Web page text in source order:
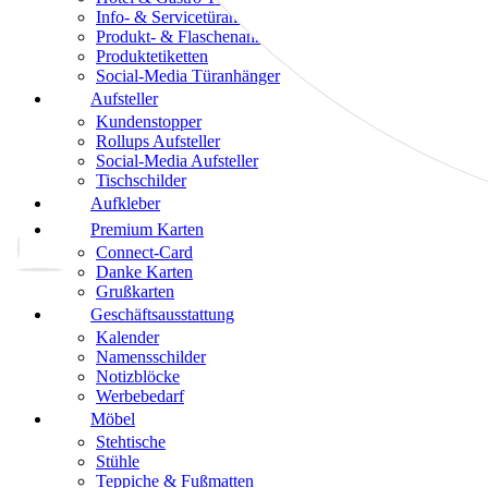
Info- & Servicetüranhänger
Produkt- & Flaschenanhänger
Produktetiketten
Social-Media Türanhänger
Aufsteller
Kundenstopper
Rollups Aufsteller
Social-Media Aufsteller
Tischschilder
Aufkleber
Premium Karten
Connect-Card
Danke Karten
Grußkarten
Geschäftsausstattung
Kalender
Namensschilder
Notizblöcke
Werbebedarf
Möbel
Stehtische
Stühle
Teppiche & Fußmatten